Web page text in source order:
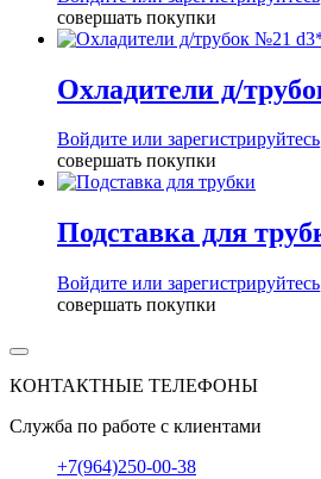
совершать покупки
Охладители д/
Войдите или зарегистрируйтесь
совершать покупки
Подставка для
Войдите или зарегистрируйтесь
совершать покупки
КОНТАКТНЫЕ ТЕЛЕФОНЫ
Служба по работе с клиентами
+7(964)250-00-38